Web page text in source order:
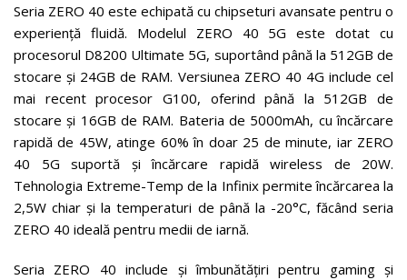
Seria ZERO 40 este echipată cu chipseturi avansate pentru o
experiență fluidă. Modelul ZERO 40 5G este dotat cu
procesorul D8200 Ultimate 5G, suportând până la 512GB de
stocare și 24GB de RAM. Versiunea ZERO 40 4G include cel
mai recent procesor G100, oferind până la 512GB de
stocare și 16GB de RAM. Bateria de 5000mAh, cu încărcare
rapidă de 45W, atinge 60% în doar 25 de minute, iar ZERO
40 5G suportă și încărcare rapidă wireless de 20W.
Tehnologia Extreme-Temp de la Infinix permite încărcarea la
2,5W chiar și la temperaturi de până la -20°C, făcând seria
ZERO 40 ideală pentru medii de iarnă.
Seria ZERO 40 include și îmbunătățiri pentru gaming și